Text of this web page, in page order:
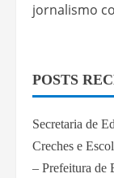
jornalismo
POSTS
Secretaria de
Creches e
– Prefeitura de